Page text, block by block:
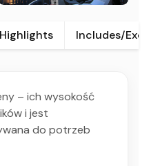
Highlights Includes/
– ich wysokość
i jest
do potrzeb